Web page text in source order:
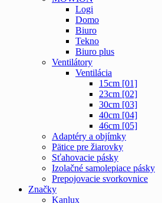
Logi
Domo
Biuro
Tekno
Biuro plus
Ventilátory
Ventilácia
15cm [01]
23cm [02]
30cm [03]
40cm [04]
46cm [05]
Adaptéry a objímky
Pätice pre žiarovky
Sťahovacie pásky
Izolačné samolepiace pásky
Prepojovacie svorkovnice
Značky
Kanlux